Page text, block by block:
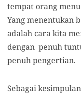
tempat orang
Yang menentukan
adalah cara kita
dengan penuh
penuh pengertian.
Sebagai